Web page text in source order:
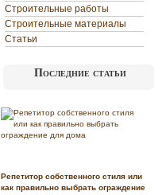
Строительные работы
Строительные материалы
Статьи
Последние статьи
Репетитор собственного стиля или
как правильно выбрать ограждение